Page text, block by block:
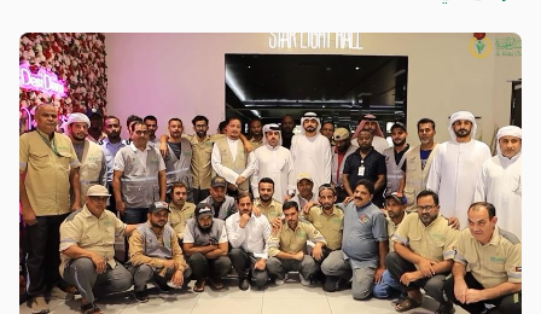
وواجبها تجاه الإمارة؛ إذ قامت برعاية ذهبية للفعاليات والنشاطات
والمبادرات الدينية والاجتماعية المتنوعة التي تحاكي روحانيات شهر رمضان
المبارك، انسجاماً مع نهج الخير والعطاء الذي تتبناه الجمعية منذ تأسيسها،
وتعزيزاً لمكانة الإمارة وإبراز دورها في نشر قيم الخير والمحبة في الشهر
الفضيل.